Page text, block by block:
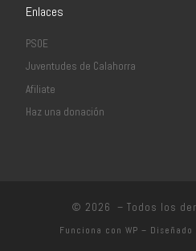
Enlaces
PSOE
Juventudes de Calahorra
Afiliate
Haz una donación
© 2026 – Todos los
Funciona con WP – Diseñado